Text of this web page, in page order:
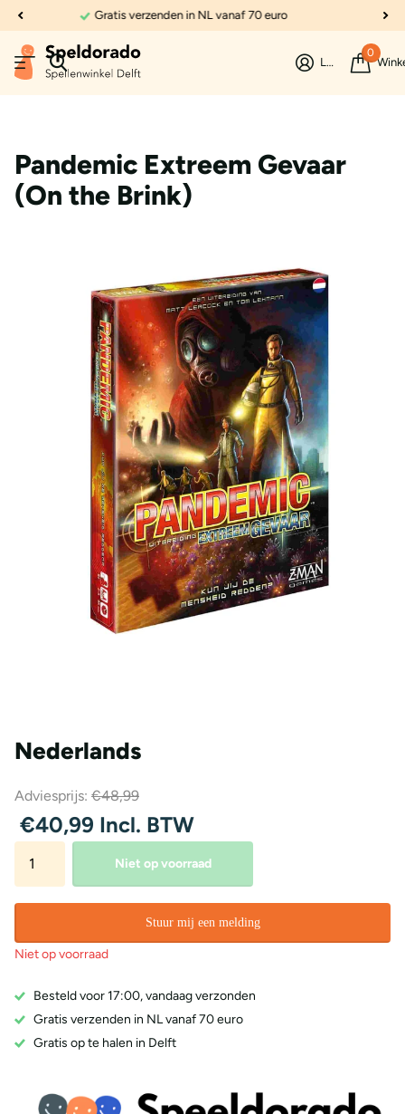
Dé expert in spellen
Login
0
Pandemic Extreem Gevaar
(On the Brink)
Nederlands
Adviesprijs: €48,99
€40,99 Incl. BTW
Niet op voorraad
Stuur mij een melding
Niet op voorraad
Besteld voor 17:00, vandaag verzonden
Gratis verzenden in NL vanaf 70 euro
Gratis op te halen in Delft